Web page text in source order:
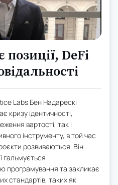
позиції, DeFi
Labs Бен Надарескі
кризу ідентичності,
вартості, так і
інструменту, в той час
розвиваються. Він
гальмується
програмування та закликає
стандартів, таких як